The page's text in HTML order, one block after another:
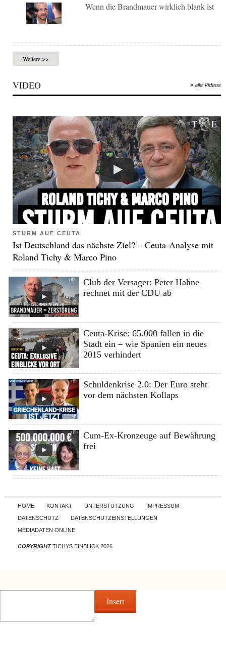
Wenn die Brandmauer wirklich blank ist
Weitere >>
VIDEO » alle Videos
STURM AUF CEUTA
Ist Deutschland das nächste Ziel? – Ceuta-Analyse mit
Roland Tichy & Marco Pino
Club der Versager: Peter Hahne
rechnet mit der CDU ab
Ceuta-Krise: 65.000 fallen in die
Stadt ein – wie Spanien ein neues
2015 verhindert
Schuldenkrise 2.0: Der Euro steht
vor dem nächsten Kollaps
Cum-Ex-Kronzeuge auf Bewährung
frei
Skip to content
HOME KONTAKT UNTERSTÜTZUNG
IMPRESSUM
DATENSCHUTZ
DATENSCHUTZEINSTELLUNGEN
MEDIADATEN ONLINE
COPYRIGHTTICHYS EINBLICK 2026
Insert